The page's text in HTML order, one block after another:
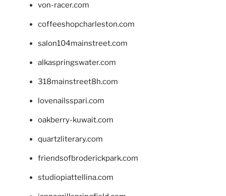
von-racer.com
coffeeshopcharleston.com
salon104mainstreet.com
alkaspringswater.com
318mainstreet8h.com
lovenailsspari.com
oakberry-kuwait.com
quartzliterary.com
friendsofbroderickpark.com
studiopiattellina.com